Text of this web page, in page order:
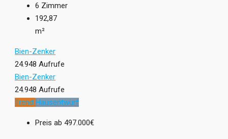
6 Zimmer
192,87
m²
Bien-Zenker
24.948 Aufrufe
Bien-Zenker
24.948 Aufrufe
Trend Hausentwurf
Preis ab 497.000€